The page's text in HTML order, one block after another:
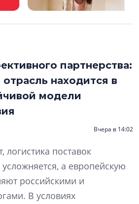
партнерства:
находится в
модели
Вчера в 14:02
логистика поставок
а европейскую
российскими и
В условиях